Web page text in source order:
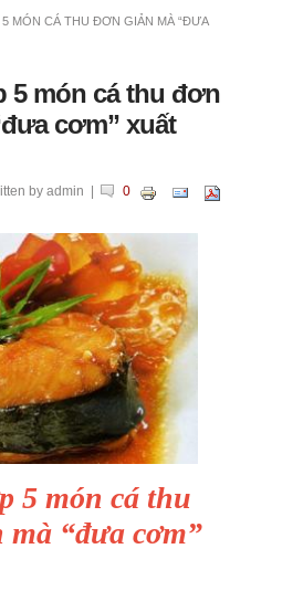
MÓN CÁ THU ĐƠN GIẢN MÀ “ĐƯA
5 món cá thu đơn
cơm” xuất
by admin | 0
5 món cá thu
mà “đưa cơm”